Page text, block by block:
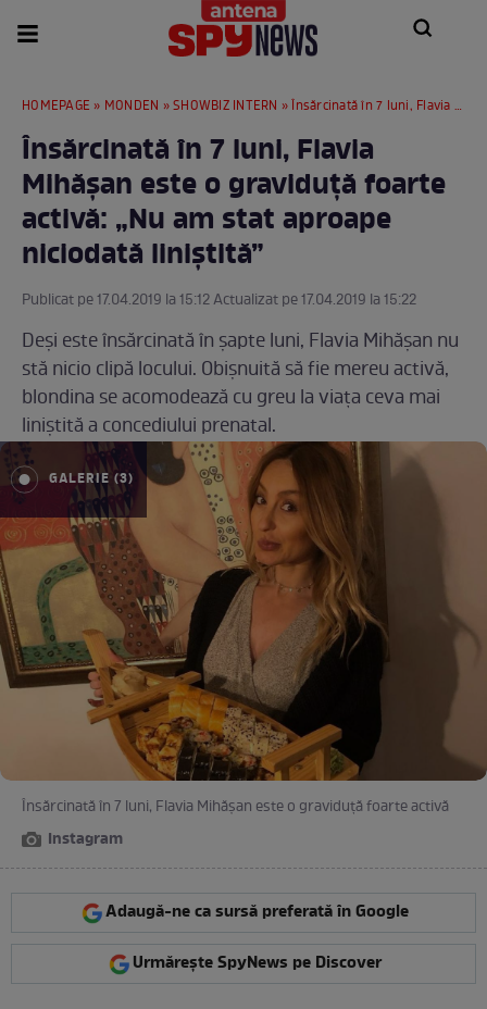
HOMEPAGE » MONDEN »SHOWBIZ INTERN » Însărcinată în 7 luni, Flavia Mihășan este o graviduță foarte activă: „Nu am stat aproape niciodată liniștită”
Însărcinată în 7 luni, Flavia
Mihășan este o graviduță foarte
activă: „Nu am stat aproape
niciodată liniștită”
Publicat pe 17.04.2019 la 15:12 Actualizat pe 17.04.2019 la 15:22
Deși este însărcinată în șapte luni, Flavia Mihășan nu
stă nicio clipă locului. Obișnuită să fie mereu activă,
blondina se acomodează cu greu la viața ceva mai
liniștită a concediului prenatal.
GALERIE (3)
Însărcinată în 7 luni, Flavia Mihășan este o graviduță foarte activă
Instagram
Adaugă-ne ca sursă preferată în Google
Urmărește SpyNews pe Discover